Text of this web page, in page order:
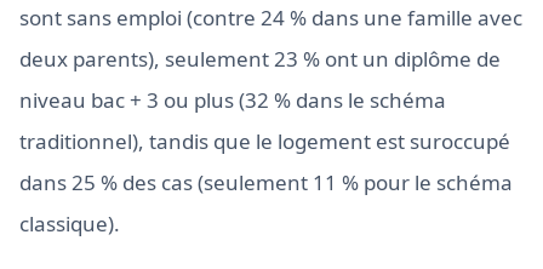
sont sans emploi (contre 24 % dans une famille avec
deux parents), seulement 23 % ont un diplôme de
niveau bac + 3 ou plus (32 % dans le schéma
traditionnel), tandis que le logement est suroccupé
dans 25 % des cas (seulement 11 % pour le schéma
classique).